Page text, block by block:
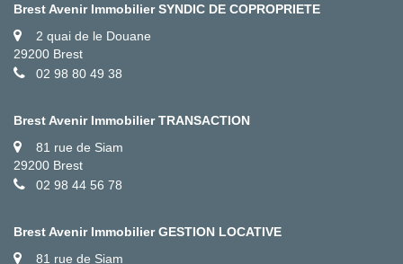
Brest Avenir Immobilier SYNDIC DE COPROPRIETE
2 quai de le Douane
29200 Brest
02 98 80 49 38
Brest Avenir Immobilier TRANSACTION
81 rue de Siam
29200 Brest
02 98 44 56 78
Brest Avenir Immobilier GESTION LOCATIVE
81 rue de Siam